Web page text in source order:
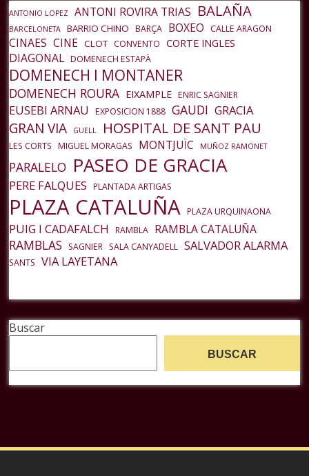
ANTONIO LOPEZ ANTONI ROVIRA TRIAS BALAÑA
BARCELONETA BARRIO CHINO BARÇA BOXEO CALLE ARAGON
CINAES CINE CLOT CONVENTO CORTE INGLES
DIAGONAL DOMENECH ESTAPÀ
DOMENECH I MONTANER
DOMENECH ROURA EIXAMPLE ENRIC SAGNIER
EUSEBI ARNAU EXPOSICION 1888 GAUDI GRACIA
GRAN VIA GUELL HOSPITAL DE SANT PAU
LES CORTS MIGUEL MORAGAS MONTJUÏC MUÑOZ RAMONET
PARALELO PASEO DE GRACIA
PERE FALQUES PLANTADA ARTIGAS
PLAZA CATALUÑA PLAZA URQUINAONA
PUIG I CADAFALCH RAMBLA RAMBLA CATALUÑA
RAMBLAS SAGNIER SALA CANYADELL SALVADOR ALARMA
SANTS VIA LAYETANA
Buscar
BUSCAR